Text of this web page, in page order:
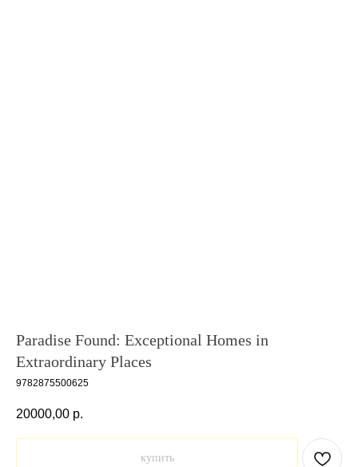
Paradise Found: Exceptional Homes in
Extraordinary Places
9782875500625
20000,00 р.
купить